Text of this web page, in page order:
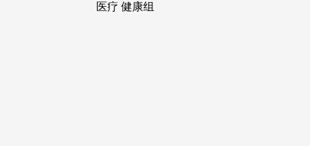
医疗 健康组